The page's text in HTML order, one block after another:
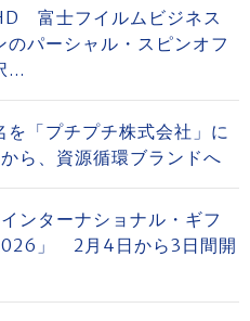
富士フイルムビジネス
のパーシャル・スピンオフ
...
「プチプチ株式会社」に
ら、資源循環ブランドへ
インターナショナル・ギフ
」 2月4日から3日間開